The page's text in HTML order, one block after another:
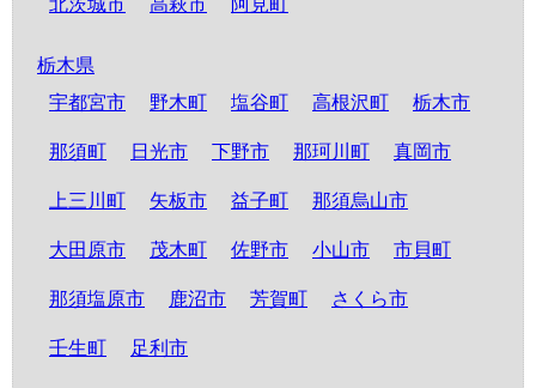
北茨城市 高萩市 阿見町
栃木県
宇都宮市
野木町 塩谷町 高根沢町 栃木市
那須町 日光市 下野市 那珂川町 真岡市
上三川町 矢板市 益子町 那須烏山市
大田原市 茂木町 佐野市 小山市 市貝町
那須塩原市 鹿沼市 芳賀町 さくら市
壬生町 足利市